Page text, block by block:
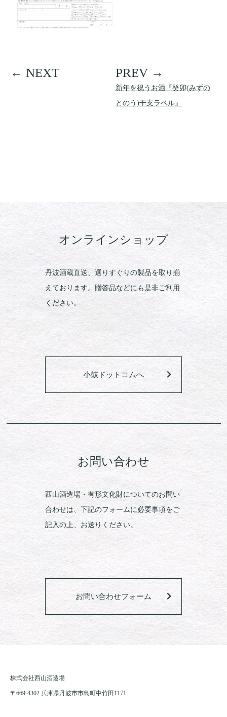
新年を祝うお酒『癸卯(みずの
とのう)干支ラベル』
オンラインショップ
丹波酒蔵直送、選りすぐりの製品を取り揃
えております。贈答品などにも是非ご利用
ください。
小鼓ドットコムへ
お問い合わせ
西山酒造場・有形文化財についてのお問い
合わせは、下記のフォームに必要事項をご
記入の上、お送りください。
お問い合わせフォーム
株式会社西山酒造場
〒669-4302 兵庫県丹波市市島町中竹田1171